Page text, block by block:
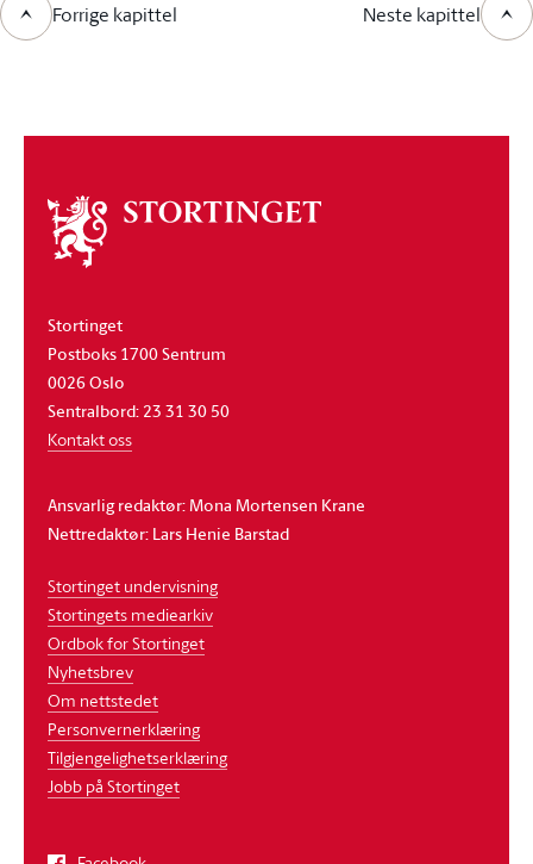
Forrige kapittel Neste kapittel
Om
stortinget
Stortinget
Postboks 1700 Sentrum
0026 Oslo
Sentralbord: 23 31 30 50
Kontakt oss
Ansvarlig redaktør: Mona Mortensen Krane
Nettredaktør: Lars Henie Barstad
Stortinget undervisning
Stortingets mediearkiv
Ordbok for Stortinget
Nyhetsbrev
Om nettstedet
Personvernerklæring
Tilgjengelighetserklæring
Jobb på Stortinget